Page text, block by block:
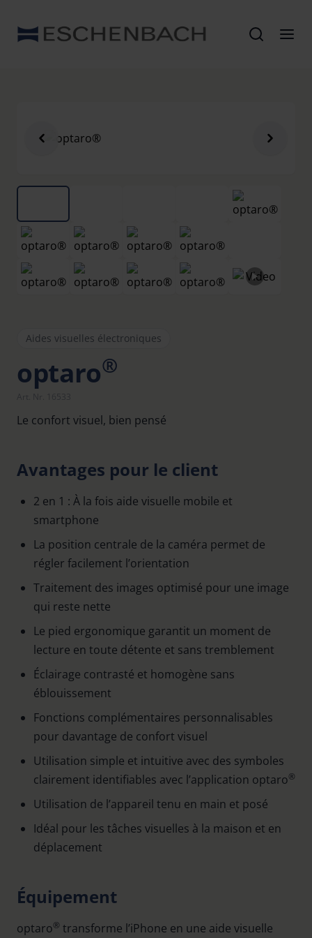
Aides visuelles électroniques
optaro®
Le confort visuel, bien pensé
Avantages pour le client
2 en 1 : À la fois aide visuelle mobile et
smartphone
La position centrale de la caméra permet de
régler facilement l’orientation
Traitement des images optimisé pour une image
qui reste nette
Le pied ergonomique garantit un moment de
lecture en toute détente et sans tremblement
Éclairage contrasté et homogène sans
éblouissement
Fonctions complémentaires personnalisables
pour davantage de confort visuel
Utilisation simple et intuitive avec des symboles
clairement identifiables avec l’application optaro®
Utilisation de l’appareil tenu en main et posé
Idéal pour les tâches visuelles à la maison et en
déplacement
Équipement
optaro® transforme l’iPhone en une aide visuelle